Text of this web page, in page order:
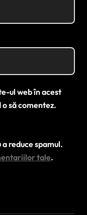
ul web în acest
să comentez.
reduce spamul.
tale.